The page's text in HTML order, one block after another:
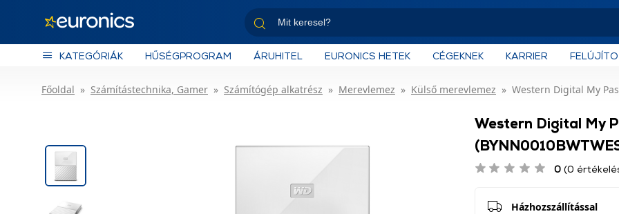
KATEGÓRIÁK HŰSÉGPROGRAM ÁRUHITEL EURONICS HETEK CÉGEKNEK KARRIER
Főoldal Számítástechnika, Gamer Számítógép alkatrész Merevlemez Külső merevlemez Western Digital My
Western Digital My
0 (0
Házhozszállítással